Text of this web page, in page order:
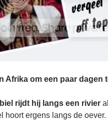
Afrika om een paar dagen
rijdt hij langs een rivier
hoort ergens langs de oever.